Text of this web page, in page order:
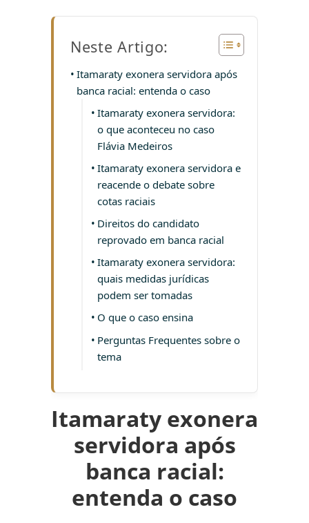
Neste Artigo:
Itamaraty exonera servidora após
banca racial: entenda o caso
Itamaraty exonera servidora:
o que aconteceu no caso
Flávia Medeiros
Itamaraty exonera servidora e
reacende o debate sobre
cotas raciais
Direitos do candidato
reprovado em banca racial
Itamaraty exonera servidora:
quais medidas jurídicas
podem ser tomadas
O que o caso ensina
Perguntas Frequentes sobre o
tema
Itamaraty exonera
servidora após
banca racial:
entenda o caso